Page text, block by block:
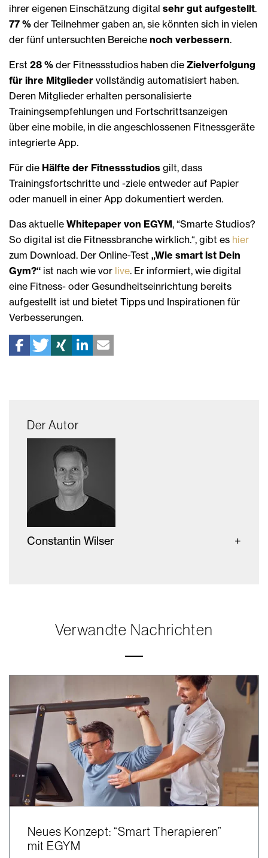
ihrer eigenen Einschätzung digital sehr gut aufgestellt.
77 % der Teilnehmer gaben an, sie könnten sich in vielen
der fünf untersuchten Bereiche noch verbessern.
Erst 28 % der Fitnessstudios haben die Zielverfolgung
für ihre Mitglieder vollständig automatisiert haben.
Deren Mitglieder erhalten personalisierte
Trainingsempfehlungen und Fortschrittsanzeigen
über eine mobile, in die angeschlossenen Fitnessgeräte
integrierte App.
Für die Hälfte der Fitnessstudios gilt, dass
Trainingsfortschritte und -ziele entweder auf Papier
oder manuell in einer App dokumentiert werden.
Das aktuelle Whitepaper von EGYM, “Smarte Studios?
So digital ist die Fitnessbranche wirklich.“, gibt es hier
zum Download. Der Online-Test „Wie smart ist Dein
Gym?“ ist nach wie vor live. Er informiert, wie digital
eine Fitness- oder Gesundheitseinrichtung bereits
aufgestellt ist und bietet Tipps und Inspirationen für
Verbesserungen.
Der Autor
Constantin Wilser
Verwandte Nachrichten
Neues Konzept: “Smart Therapieren”
mit EGYM